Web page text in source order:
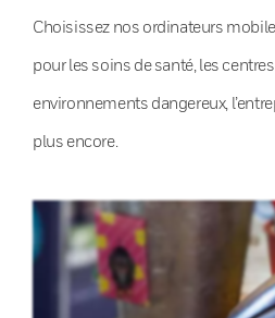
Choisissez nos ordinateurs
pour les soins de santé, les
environnements dangereux,
plus encore.